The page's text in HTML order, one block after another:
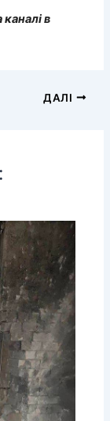
каналі в
ДАЛІ